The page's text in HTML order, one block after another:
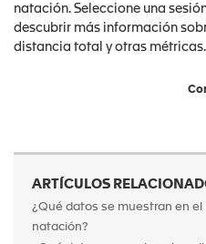
natación. Seleccione una
descubrir más información
distancia total y otras métricas.
ARTÍCULOS
¿Qué datos se muestran en
natación?